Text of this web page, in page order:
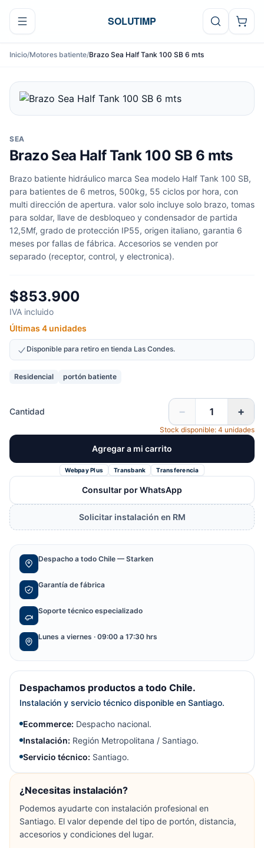
Ir al contenido
SOLUTIMP
Inicio/Motores batiente/Brazo Sea Half Tank 100 SB 6 mts
SEA
Brazo Sea Half Tank 100 SB 6 mts
Brazo batiente hidráulico marca Sea modelo Half Tank 100 SB,
para batientes de 6 metros, 500kg, 55 ciclos por hora, con
multi dirección de apertura. valor solo incluye solo brazo, tomas
para soldar, llave de desbloqueo y condensador de partida
12,5Mf, grado de protección IP55, origen italiano, garantia 6
meses por fallas de fábrica. Accesorios se venden por
separado (receptor, control, y electronica).
$853.900
IVA incluido
Últimas 4 unidades
Disponible para retiro en tienda Las Condes.
Residencial portón batiente
Cantidad − +
Stock disponible: 4 unidades
Agregar a mi carrito
Webpay Plus Transbank Transferencia
Consultar por WhatsApp
Solicitar instalación en RM
Despacho a todo Chile — Starken
Garantía de fábrica
Soporte técnico especializado
Lunes a viernes · 09:00 a 17:30 hrs
Despachamos productos a todo Chile.
Instalación y servicio técnico disponible en Santiago.
Ecommerce: Despacho nacional.
Instalación: Región Metropolitana / Santiago.
Servicio técnico: Santiago.
¿Necesitas instalación?
Podemos ayudarte con instalación profesional en
Santiago. El valor depende del tipo de portón, distancia,
accesorios y condiciones del lugar.